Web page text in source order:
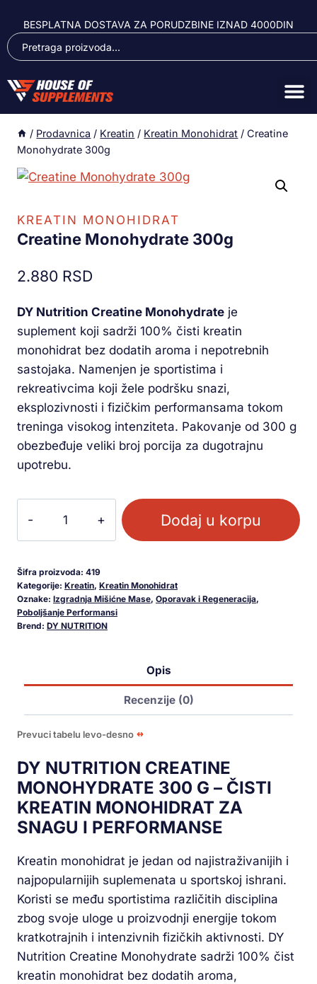
BESPLATNA DOSTAVA ZA PORUDZBINE IZNAD 4000DIN
/ Prodavnica / Kreatin / Kreatin Monohidrat / Creatine
Monohydrate 300g
KREATIN MONOHIDRAT
Creatine Monohydrate 300g
2.880 RSD
DY Nutrition Creatine Monohydrate je
suplement koji sadrži 100% čisti kreatin
monohidrat bez dodatih aroma i nepotrebnih
sastojaka. Namenjen je sportistima i
rekreativcima koji žele podršku snazi,
eksplozivnosti i fizičkim performansama tokom
treninga visokog intenziteta. Pakovanje od 300 g
obezbeđuje veliki broj porcija za dugotrajnu
upotrebu.
Dodaj u korpu
Šifra proizvoda: 419
Kategorije: Kreatin, Kreatin Monohidrat
Oznake: Izgradnja Mišićne Mase, Oporavak i Regeneracija,
Poboljšanje Performansi
Brend: DY NUTRITION
Opis
Recenzije (0)
Prevuci tabelu levo-desno
DY NUTRITION CREATINE
MONOHYDRATE 300 G – ČISTI
KREATIN MONOHIDRAT ZA
SNAGU I PERFORMANSE
Kreatin monohidrat je jedan od najistraživanijih i
najpopularnijih suplemenata u sportskoj ishrani.
Koristi se među sportistima različitih disciplina
zbog svoje uloge u proizvodnji energije tokom
kratkotrajnih i intenzivnih fizičkih aktivnosti. DY
Nutrition Creatine Monohydrate sadrži 100% čist
kreatin monohidrat bez dodatih aroma,